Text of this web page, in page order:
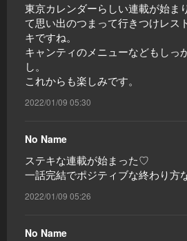
東京カレンダーらしい連載が始ま
て思い出のつまって行きつけレス
キですね。
キャンティのメニューなどもしっ
し。
これからも楽しみです。
2022/01/09 05:30
No Name
ステキな連載が始まった♡
一話完結でポジティブな終わり方
2022/01/09 05:26
No Name